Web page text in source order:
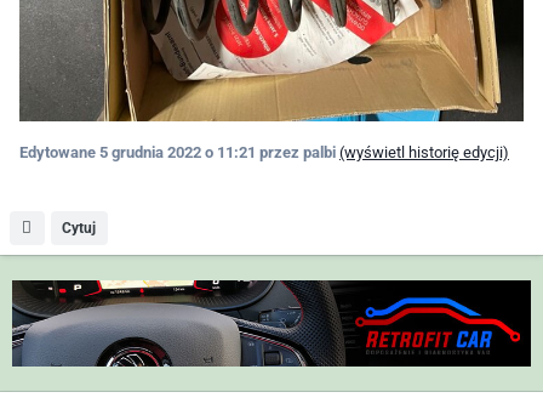
Edytowane 5 grudnia 2022 o 11:21 przez palbi (wyświetl historię edycji)
Cytuj